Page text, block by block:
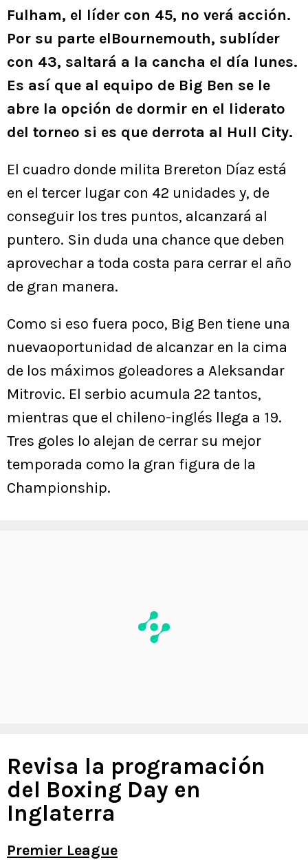
Fulham, el líder con 45, no verá acción.
Por su parte elBournemouth, sublíder
con 43, saltará a la cancha el día lunes.
Es así que al equipo de Big Ben se le
abre la opción de dormir en el liderato
del torneo si es que derrota al Hull City.
El cuadro donde milita Brereton Díaz está
en el tercer lugar con 42 unidades y, de
conseguir los tres puntos, alcanzará al
puntero. Sin duda una chance que deben
aprovechar a toda costa para cerrar el año
de gran manera.
Como si eso fuera poco, Big Ben tiene una
nuevaoportunidad de alcanzar en la cima
de los máximos goleadores a Aleksandar
Mitrovic. El serbio acumula 22 tantos,
mientras que el chileno-inglés llega a 19.
Tres goles lo alejan de cerrar su mejor
temporada como la gran figura de la
Championship.
Revisa la programación
del Boxing Day en
Inglaterra
Premier League